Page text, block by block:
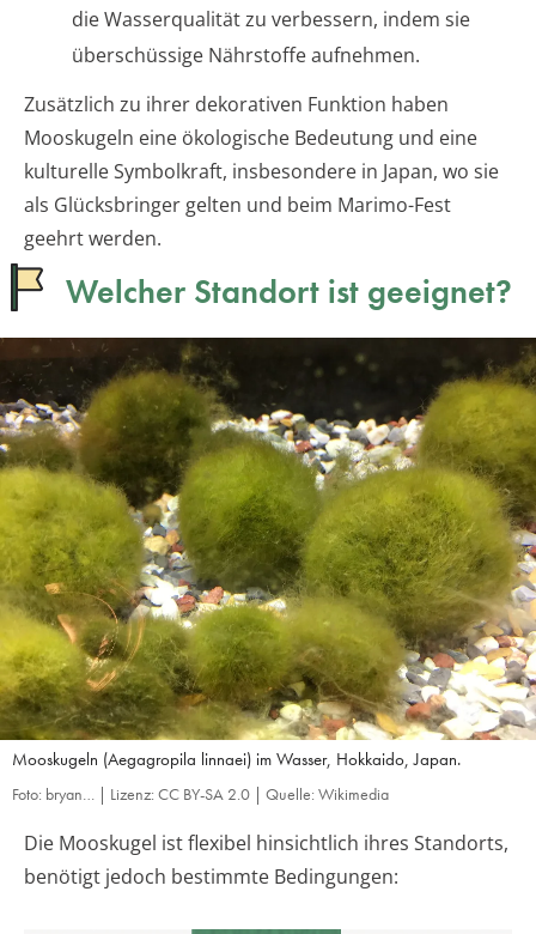
die Wasserqualität zu verbessern, indem sie
überschüssige Nährstoffe aufnehmen.
Zusätzlich zu ihrer dekorativen Funktion haben
Mooskugeln eine ökologische Bedeutung und eine
kulturelle Symbolkraft, insbesondere in Japan, wo sie
als Glücksbringer gelten und beim Marimo-Fest
geehrt werden.
Welcher Standort ist geeignet?
Mooskugeln (Aegagropila linnaei) im Wasser, Hokkaido, Japan.
Foto: bryan… | Lizenz: CC BY-SA 2.0 | Quelle: Wikimedia
Die Mooskugel ist flexibel hinsichtlich ihres Standorts,
benötigt jedoch bestimmte Bedingungen: